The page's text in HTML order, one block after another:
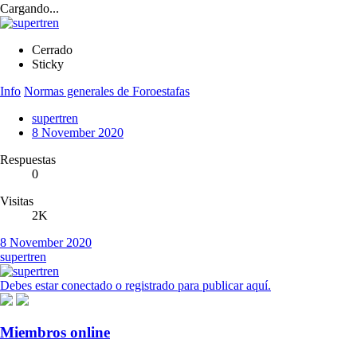
Cargando...
Cerrado
Sticky
Info Normas generales de Foroestafas
supertren
8 November 2020
Respuestas
0
Visitas
2K
8 November 2020
supertren
Debes estar conectado o registrado para publicar aquí.
Miembros online